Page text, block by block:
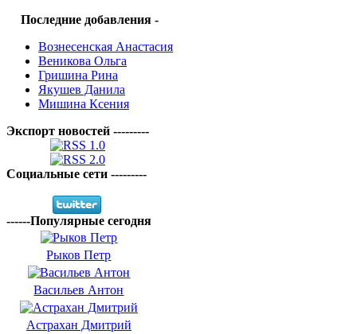
Последние добавления -
Вознесенская Анастасия
Веникова Ольга
Гришина Рина
Якушев Данила
Мишина Ксения
Экспорт новостей ---------
Социальные сети ---------
------Популярные сегодня
Рыков Петр
Васильев Антон
Астрахан Дмитрий